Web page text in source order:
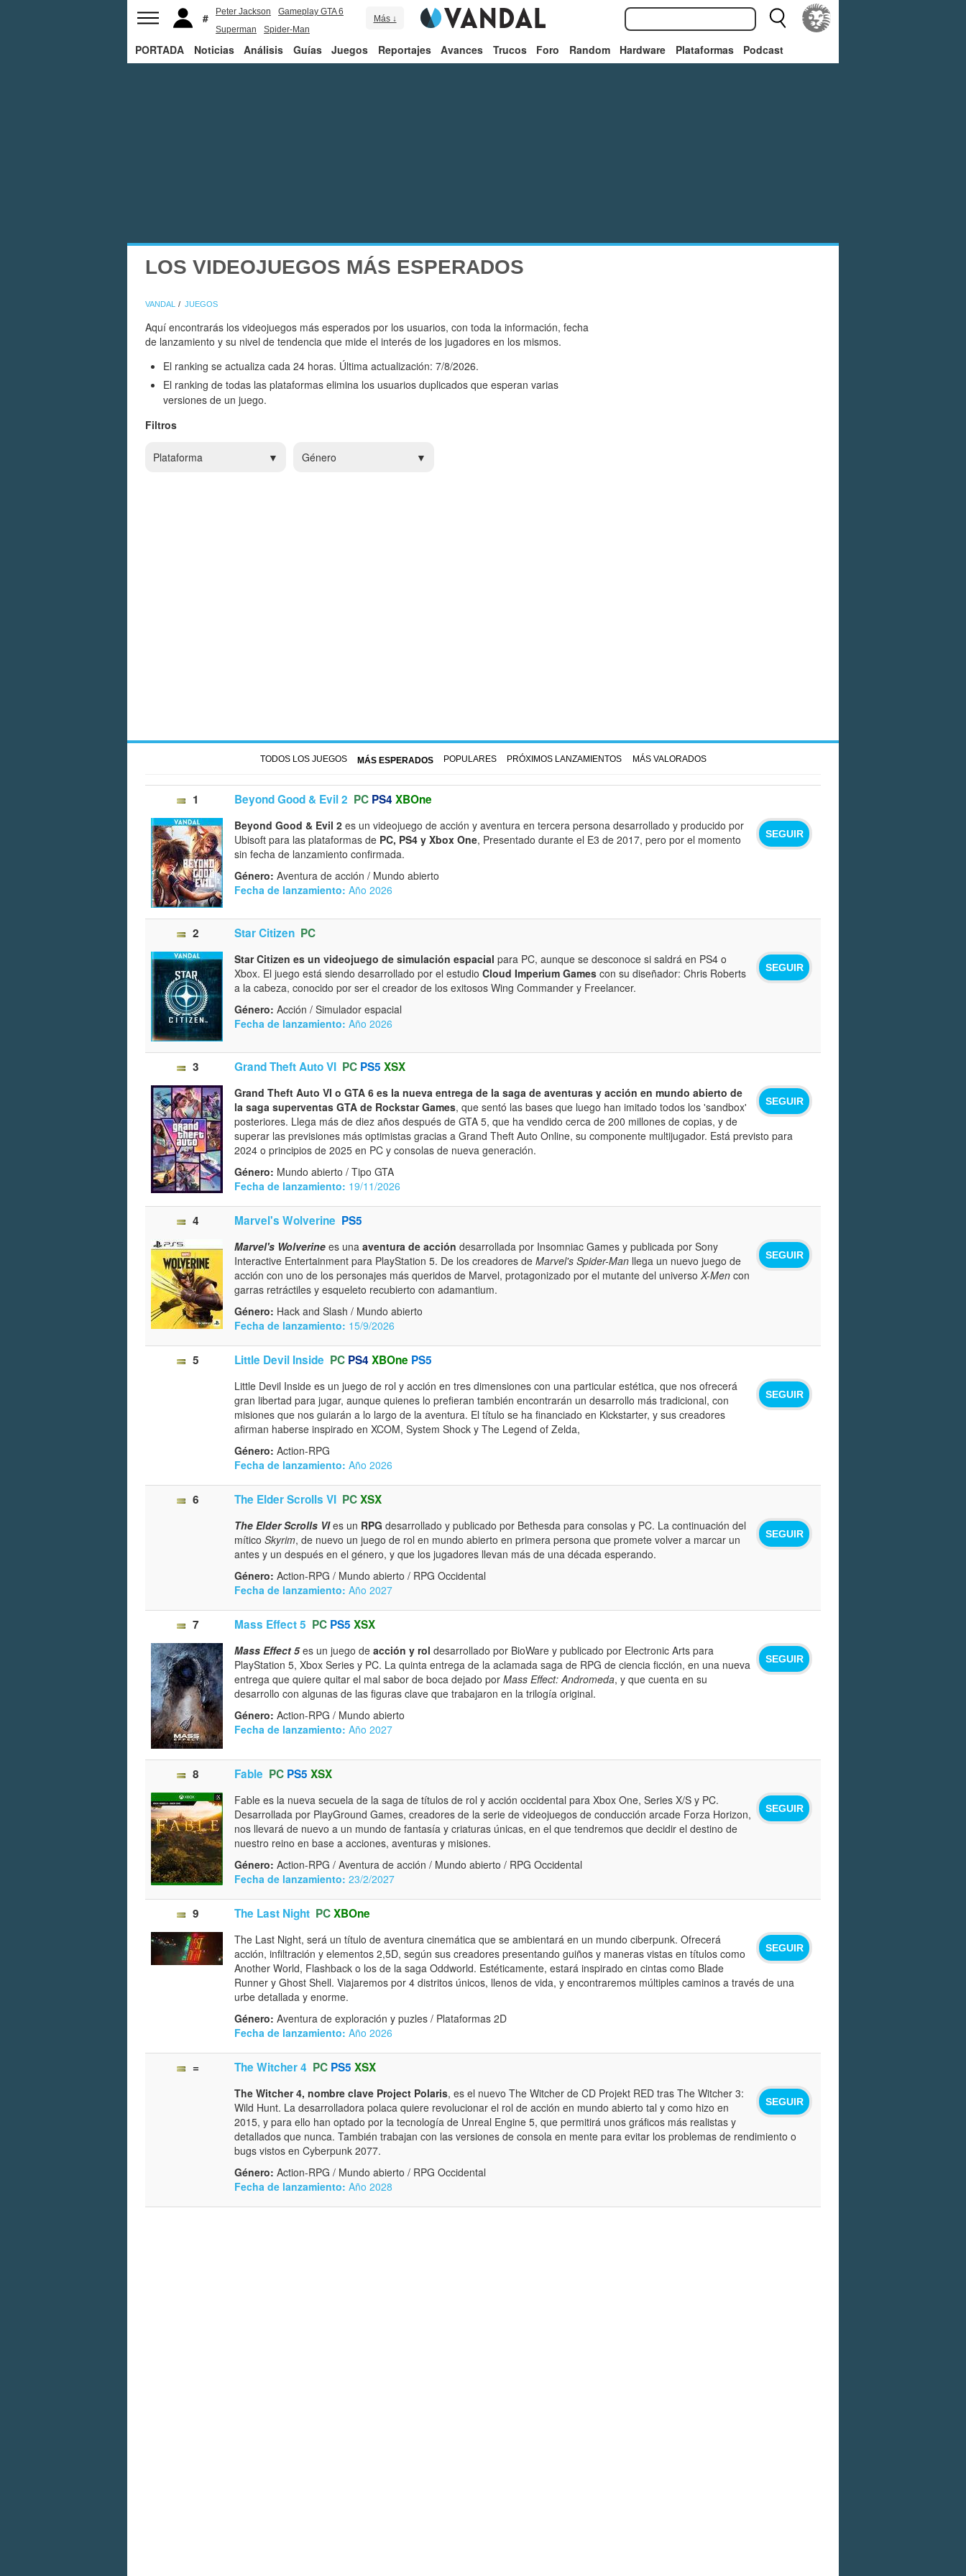
Peter Jackson
Gameplay GTA 6
Superman
Spider-Man
Más ↓
PORTADA Noticias Análisis Guías Juegos Reportajes Avances Trucos Foro Random Hardware Plataformas Podcast
LOS VIDEOJUEGOS MÁS ESPERADOS
VANDAL JUEGOS
Aquí encontrarás los videojuegos más esperados por los usuarios, con toda la información, fecha
de lanzamiento y su nivel de tendencia que mide el interés de los jugadores en los mismos.
El ranking se actualiza cada 24 horas. Última actualización: 7/8/2026.
El ranking de todas las plataformas elimina los usuarios duplicados que esperan varias
versiones de un juego.
Filtros
Plataforma Género
TODOS LOS JUEGOS MÁS ESPERADOS POPULARES PRÓXIMOS LANZAMIENTOS MÁS VALORADOS
1 Beyond Good & Evil 2 PC PS4 XBOne
SEGUIR
Beyond Good & Evil 2 es un videojuego de acción y aventura en tercera persona desarrollado y producido por
Ubisoft para las plataformas de PC, PS4 y Xbox One, Presentado durante el E3 de 2017, pero por el momento
sin fecha de lanzamiento confirmada.
Género: Aventura de acción / Mundo abierto
Fecha de lanzamiento: Año 2026
2 Star Citizen PC
SEGUIR
Star Citizen es un videojuego de simulación espacial para PC, aunque se desconoce si saldrá en PS4 o
Xbox. El juego está siendo desarrollado por el estudio Cloud Imperium Games con su diseñador: Chris Roberts
a la cabeza, conocido por ser el creador de los exitosos Wing Commander y Freelancer.
Género: Acción / Simulador espacial
Fecha de lanzamiento: Año 2026
3 Grand Theft Auto VI PC PS5 XSX
SEGUIR
Grand Theft Auto VI o GTA 6 es la nueva entrega de la saga de aventuras y acción en mundo abierto de
la saga superventas GTA de Rockstar Games, que sentó las bases que luego han imitado todos los 'sandbox'
posteriores. Llega más de diez años después de GTA 5, que ha vendido cerca de 200 millones de copias, y de
superar las previsiones más optimistas gracias a Grand Theft Auto Online, su componente multijugador. Está previsto para
2024 o principios de 2025 en PC y consolas de nueva generación.
Género: Mundo abierto / Tipo GTA
Fecha de lanzamiento: 19/11/2026
4 Marvel's Wolverine PS5
SEGUIR
Marvel's Wolverine es una aventura de acción desarrollada por Insomniac Games y publicada por Sony
Interactive Entertainment para PlayStation 5. De los creadores de Marvel's Spider-Man llega un nuevo juego de
acción con uno de los personajes más queridos de Marvel, protagonizado por el mutante del universo X-Men con
garras retráctiles y esqueleto recubierto con adamantium.
Género: Hack and Slash / Mundo abierto
Fecha de lanzamiento: 15/9/2026
5 Little Devil Inside PC PS4 XBOne PS5
SEGUIR
Little Devil Inside es un juego de rol y acción en tres dimensiones con una particular estética, que nos ofrecerá
gran libertad para jugar, aunque quienes lo prefieran también encontrarán un desarrollo más tradicional, con
misiones que nos guiarán a lo largo de la aventura. El título se ha financiado en Kickstarter, y sus creadores
afirman haberse inspirado en XCOM, System Shock y The Legend of Zelda,
Género: Action-RPG
Fecha de lanzamiento: Año 2026
6 The Elder Scrolls VI PCXSX
SEGUIR
The Elder Scrolls VIes un RPG desarrollado y publicado por Bethesda para consolas y PC. La continuación del
mítico Skyrim, de nuevo un juego de rol en mundo abierto en primera persona que promete volver a marcar un
antes y un después en el género, y que los jugadores llevan más de una década esperando.
Género: Action-RPG / Mundo abierto / RPG Occidental
Fecha de lanzamiento: Año 2027
7 Mass Effect 5 PC PS5 XSX
SEGUIR
Mass Effect 5es un juego de acción y rol desarrollado por BioWare y publicado por Electronic Arts para
PlayStation 5, Xbox Series y PC. La quinta entrega de la aclamada saga de RPG de ciencia ficción, en una nueva
entrega que quiere quitar el mal sabor de boca dejado por Mass Effect: Andromeda, y que cuenta en su
desarrollo con algunas de las figuras clave que trabajaron en la trilogía original.
Género: Action-RPG / Mundo abierto
Fecha de lanzamiento: Año 2027
8 Fable PC PS5 XSX
SEGUIR
Fable es la nueva secuela de la saga de títulos de rol y acción occidental para Xbox One, Series X/S y PC.
Desarrollada por PlayGround Games, creadores de la serie de videojuegos de conducción arcade Forza Horizon,
nos llevará de nuevo a un mundo de fantasía y criaturas únicas, en el que tendremos que decidir el destino de
nuestro reino en base a acciones, aventuras y misiones.
Género: Action-RPG / Aventura de acción / Mundo abierto / RPG Occidental
Fecha de lanzamiento: 23/2/2027
9 The Last Night PCXBOne
SEGUIR
The Last Night, será un título de aventura cinemática que se ambientará en un mundo ciberpunk. Ofrecerá
acción, infiltración y elementos 2,5D, según sus creadores presentando guiños y maneras vistas en títulos como
Another World, Flashback o los de la saga Oddworld. Estéticamente, estará inspirado en cintas como Blade
Runner y Ghost Shell. Viajaremos por 4 distritos únicos, llenos de vida, y encontraremos múltiples caminos a través de una
urbe detallada y enorme.
Género: Aventura de exploración y puzles / Plataformas 2D
Fecha de lanzamiento: Año 2026
= The Witcher 4 PC PS5 XSX
SEGUIR
The Witcher 4, nombre clave Project Polaris, es el nuevo The Witcher de CD Projekt RED tras The Witcher 3:
Wild Hunt. La desarrolladora polaca quiere revolucionar el rol de acción en mundo abierto tal y como hizo en
2015, y para ello han optado por la tecnología de Unreal Engine 5, que permitirá unos gráficos más realistas y
detallados que nunca. También trabajan con las versiones de consola en mente para evitar los problemas de rendimiento o
bugs vistos en Cyberpunk 2077.
Género: Action-RPG / Mundo abierto / RPG Occidental
Fecha de lanzamiento: Año 2028